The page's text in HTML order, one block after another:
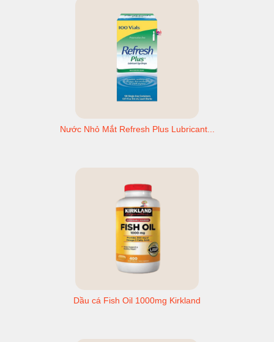
Nước Nhỏ Mắt Refresh Plus Lubricant...
Dầu cá Fish Oil 1000mg Kirkland